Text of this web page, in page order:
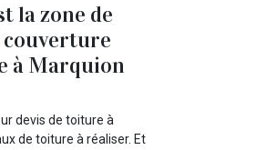
la zone de
couverture
à Marquion
devis de toiture à
de toiture à réaliser. Et